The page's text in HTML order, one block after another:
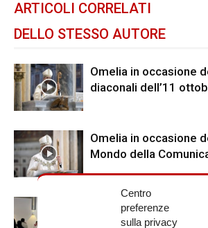
Centro
preferenze
sulla privacy
ARTICOLI CORRELATI
DELLO STESSO AUTORE
Omelia in occasione
diaconali dell’11
Omelia in occasione
Mondo della
Gemelli, il cardinale
reparto di oculistica